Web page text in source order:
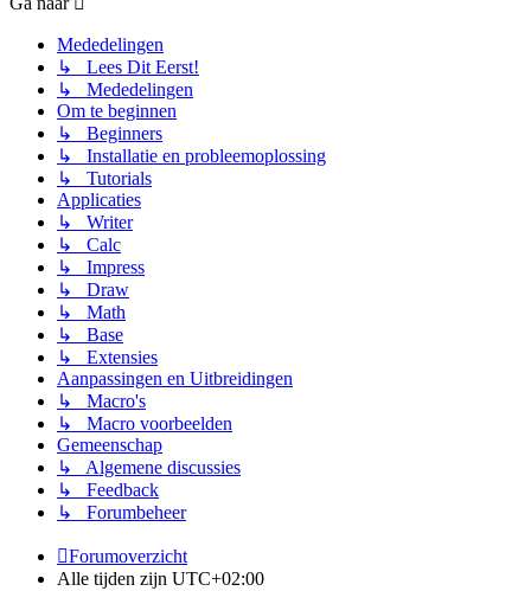
Mededelingen
↳ Lees Dit Eerst!
↳ Mededelingen
Om te beginnen
↳ Beginners
↳ Installatie en probleemoplossing
↳ Tutorials
Applicaties
↳ Writer
↳ Calc
↳ Impress
↳ Draw
↳ Math
↳ Base
↳ Extensies
Aanpassingen en Uitbreidingen
↳ Macro's
↳ Macro voorbeelden
Gemeenschap
↳ Algemene discussies
↳ Feedback
↳ Forumbeheer
Forumoverzicht
Alle tijden zijn UTC+02:00